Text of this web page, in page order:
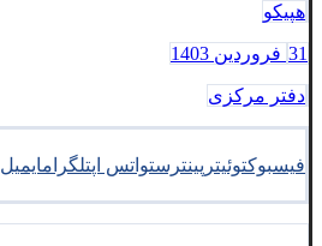
هپیکو
31 فروردین 1403
دفتر مرکزی
فیسبوکتوئیتر پینترستواتس اپتلگرامایمیل